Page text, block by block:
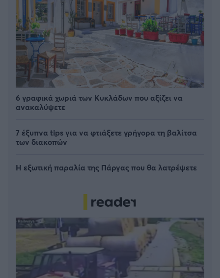
6 γραφικά χωριά των Κυκλάδων που αξίζει να
ανακαλύψετε
7 έξυπνα tips για να φτιάξετε γρήγορα τη βαλίτσα
των διακοπών
Η εξωτική παραλία της Πάργας που θα λατρέψετε